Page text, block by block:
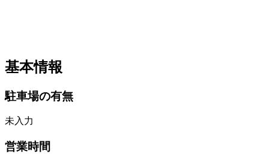
基本情報
駐車場の有無
未入力
営業時間